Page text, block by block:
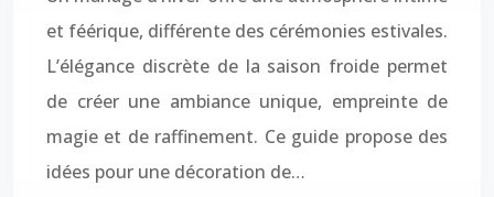
et féérique, différente des cérémonies estivales.
L’élégance discrète de la saison froide permet
de créer une ambiance unique, empreinte de
magie et de raffinement. Ce guide propose des
idées pour une décoration de…